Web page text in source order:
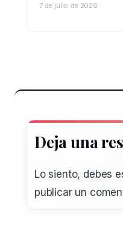
7 de julio de 2026
Deja una
Lo siento, debes
publicar un